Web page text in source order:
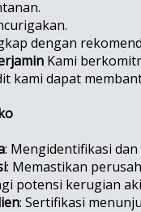
dengan
Kami
kami dapat
: Mengidentifikasi
: Memastikan
potensi kerugian
: Sertifikasi